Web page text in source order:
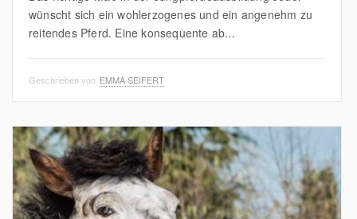
wünscht sich ein wohlerzogenes und ein angenehm zu
reitendes Pferd. Eine konsequente ab...
Geschrieben von EMMA SEIFERT